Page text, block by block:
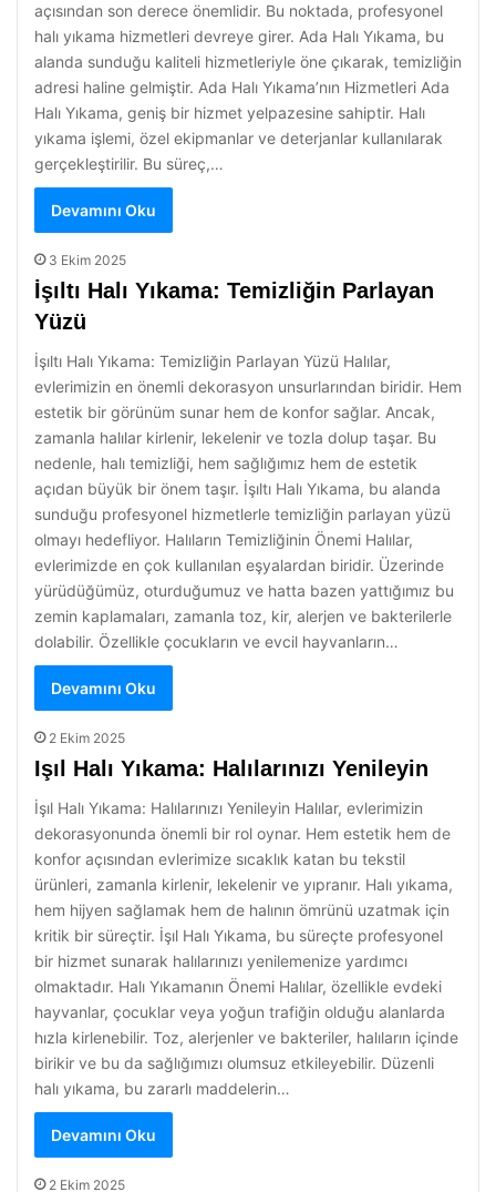
açısından son derece önemlidir. Bu noktada, profesyonel
halı yıkama hizmetleri devreye girer. Ada Halı Yıkama, bu
alanda sunduğu kaliteli hizmetleriyle öne çıkarak, temizliğin
adresi haline gelmiştir. Ada Halı Yıkama’nın Hizmetleri Ada
Halı Yıkama, geniş bir hizmet yelpazesine sahiptir. Halı
yıkama işlemi, özel ekipmanlar ve deterjanlar kullanılarak
gerçekleştirilir. Bu süreç,…
Devamını Oku
3 Ekim 2025
İşıltı Halı Yıkama: Temizliğin Parlayan
Yüzü
İşıltı Halı Yıkama: Temizliğin Parlayan Yüzü Halılar,
evlerimizin en önemli dekorasyon unsurlarından biridir. Hem
estetik bir görünüm sunar hem de konfor sağlar. Ancak,
zamanla halılar kirlenir, lekelenir ve tozla dolup taşar. Bu
nedenle, halı temizliği, hem sağlığımız hem de estetik
açıdan büyük bir önem taşır. İşıltı Halı Yıkama, bu alanda
sunduğu profesyonel hizmetlerle temizliğin parlayan yüzü
olmayı hedefliyor. Halıların Temizliğinin Önemi Halılar,
evlerimizde en çok kullanılan eşyalardan biridir. Üzerinde
yürüdüğümüz, oturduğumuz ve hatta bazen yattığımız bu
zemin kaplamaları, zamanla toz, kir, alerjen ve bakterilerle
dolabilir. Özellikle çocukların ve evcil hayvanların…
Devamını Oku
2 Ekim 2025
Işıl Halı Yıkama: Halılarınızı Yenileyin
İşıl Halı Yıkama: Halılarınızı Yenileyin Halılar, evlerimizin
dekorasyonunda önemli bir rol oynar. Hem estetik hem de
konfor açısından evlerimize sıcaklık katan bu tekstil
ürünleri, zamanla kirlenir, lekelenir ve yıpranır. Halı yıkama,
hem hijyen sağlamak hem de halının ömrünü uzatmak için
kritik bir süreçtir. İşıl Halı Yıkama, bu süreçte profesyonel
bir hizmet sunarak halılarınızı yenilemenize yardımcı
olmaktadır. Halı Yıkamanın Önemi Halılar, özellikle evdeki
hayvanlar, çocuklar veya yoğun trafiğin olduğu alanlarda
hızla kirlenebilir. Toz, alerjenler ve bakteriler, halıların içinde
birikir ve bu da sağlığımızı olumsuz etkileyebilir. Düzenli
halı yıkama, bu zararlı maddelerin…
Devamını Oku
2 Ekim 2025